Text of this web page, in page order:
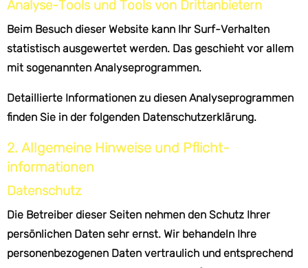
Analyse-Tools und Tools von Dritt­anbietern
Beim Besuch dieser Website kann Ihr Surf-Verhalten
statistisch ausgewertet werden. Das geschieht vor allem
mit sogenannten Analyseprogrammen.
Detaillierte Informationen zu diesen Analyseprogrammen
finden Sie in der folgenden Datenschutzerklärung.
2. Allgemeine Hinweise und Pflicht­
informationen
Datenschutz
Die Betreiber dieser Seiten nehmen den Schutz Ihrer
persönlichen Daten sehr ernst. Wir behandeln Ihre
personenbezogenen Daten vertraulich und entsprechend